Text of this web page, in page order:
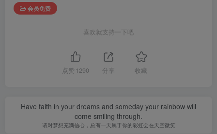
会员免费
喜欢就支持一下吧
点赞 1290 分享 收藏
Have faith in your dreams and someday your rainbow will
come smiling through.
请对梦想充满信心，总有一天属于你的彩虹会在天空微笑